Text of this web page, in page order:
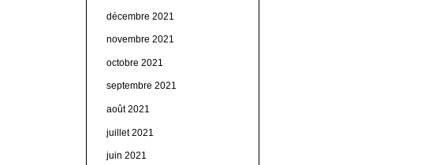
décembre 2021
novembre 2021
octobre 2021
septembre 2021
août 2021
juillet 2021
juin 2021